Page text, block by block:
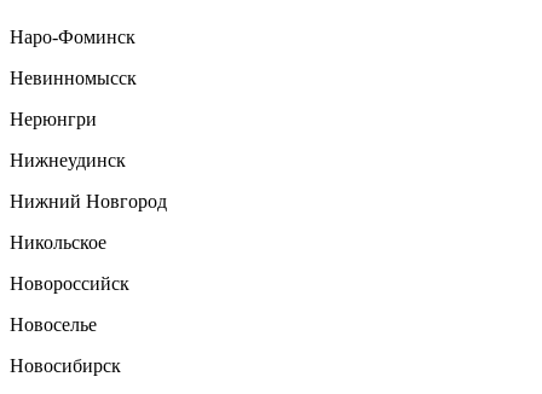
Наро-Фоминск
Невинномысск
Нерюнгри
Нижнеудинск
Нижний Новгород
Никольское
Новороссийск
Новоселье
Новосибирск